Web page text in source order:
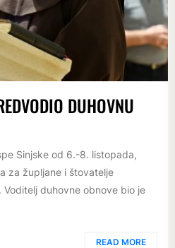
DUHOVNU
Sinjske od 6.-8. listopada,
za župljane i štovatelje
Voditelj duhovne obnove bio je
READ MORE